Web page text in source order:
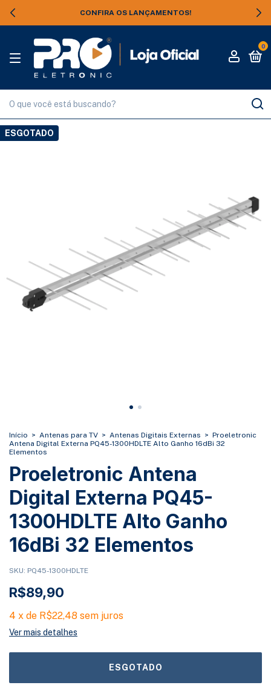
CONFIRA OS LANÇAMENTOS!
0
ESGOTADO
Início > Antenas para TV > Antenas Digitais Externas > Proeletronic
Antena Digital Externa PQ45-1300HDLTE Alto Ganho 16dBi 32
Elementos
Proeletronic Antena
Digital Externa PQ45-
1300HDLTE Alto Ganho
16dBi 32 Elementos
SKU: PQ45-1300HDLTE
R$89,90
4 x de R$22,48 sem juros
Ver mais detalhes